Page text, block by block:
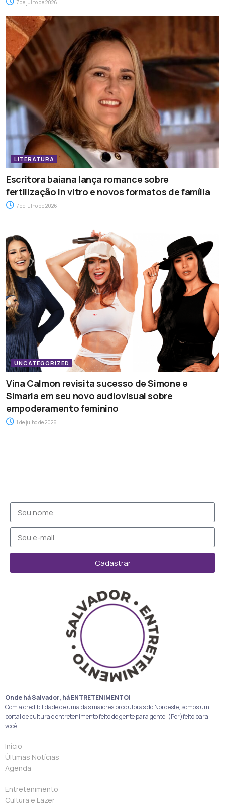
7 de julho de 2026
LITERATURA
Escritora baiana lança romance sobre
fertilização in vitro e novos formatos de família
7 de julho de 2026
UNCATEGORIZED
Vina Calmon revisita sucesso de Simone e
Simaria em seu novo audiovisual sobre
empoderamento feminino
1 de julho de 2026
Cadastrar
Onde há Salvador, há ENTRETENIMENTO!
Com a credibilidade de uma das maiores produtoras do Nordeste, somos um
portal de cultura e entretenimento feito de gente para gente. (Per)feito para
você!
Início
Últimas Notícias
Agenda
Entretenimento
Cultura e Lazer